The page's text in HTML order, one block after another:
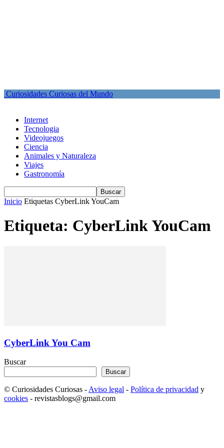
Curiosidades Curiosas del Mundo
Internet
Tecnologia
Videojuegos
Ciencia
Animales y Naturaleza
Viajes
Gastronomía
Inicio Etiquetas CyberLink YouCam
Etiqueta: CyberLink YouCam
CyberLink You Cam
Buscar
Buscar
© Curiosidades Curiosas - Aviso legal - Política de privacidad y
cookies - revistasblogs@gmail.com